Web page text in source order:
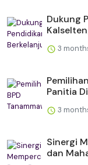
Dukung
3
Panitia
3
Sinergi
dan